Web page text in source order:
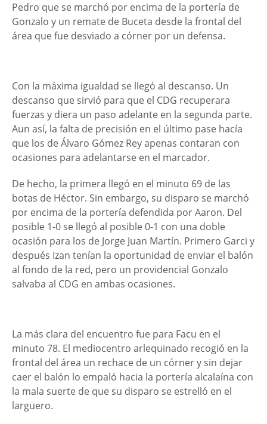
Pedro que se marchó por encima de la portería de
Gonzalo y un remate de Buceta desde la frontal del
área que fue desviado a córner por un defensa.
Con la máxima igualdad se llegó al descanso. Un
descanso que sirvió para que el CDG recuperara
fuerzas y diera un paso adelante en la segunda parte.
Aun así, la falta de precisión en el último pase hacía
que los de Álvaro Gómez Rey apenas contaran con
ocasiones para adelantarse en el marcador.
De hecho, la primera llegó en el minuto 69 de las
botas de Héctor. Sin embargo, su disparo se marchó
por encima de la portería defendida por Aaron. Del
posible 1-0 se llegó al posible 0-1 con una doble
ocasión para los de Jorge Juan Martín. Primero Garci y
después Izan tenían la oportunidad de enviar el balón
al fondo de la red, pero un providencial Gonzalo
salvaba al CDG en ambas ocasiones.
La más clara del encuentro fue para Facu en el
minuto 78. El mediocentro arlequinado recogió en la
frontal del área un rechace de un córner y sin dejar
caer el balón lo empaló hacia la portería alcalaína con
la mala suerte de que su disparo se estrelló en el
larguero.